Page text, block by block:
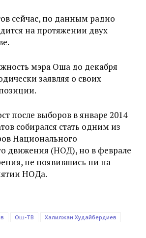
сейчас, по данным радио
на протяжении двух
мэра Оша до декабря
заявляя о своих
после выборов в январе 2014
собирался стать одним из
Национального
движения (НОД), но в феврале
не появившись ни на
НОДа.
Ош-ТВ Халилжан Худайбердиев